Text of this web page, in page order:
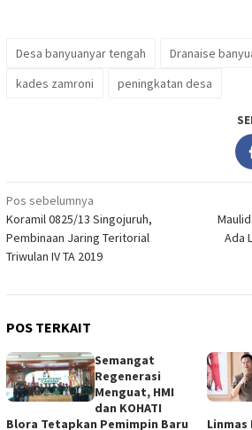
Desa banyuanyar tengah
Dranaise
kades zamroni
peningkatan desa
Navigasi
pos
Pos sebelumnya
Koramil 0825/13 Singojuruh,
Pembinaan Jaring Teritorial
Triwulan IV TA 2019
Ada
POS TERKAIT
Semangat
Regenerasi
Menguat, HMI
dan KOHATI
Blora Tetapkan Pemimpin Baru